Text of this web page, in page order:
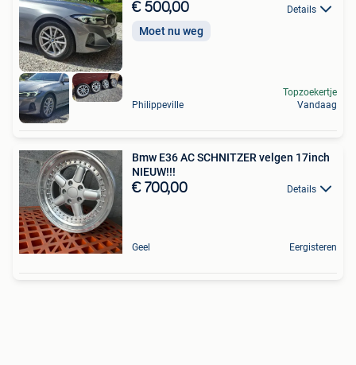
€ 500,00 Details
Moet nu weg
Philippeville
Topzoekertje
Vandaag
Bmw E36 AC SCHNITZER velgen 17inch
NIEUW!!!
€ 700,00 Details
Geel Eergisteren